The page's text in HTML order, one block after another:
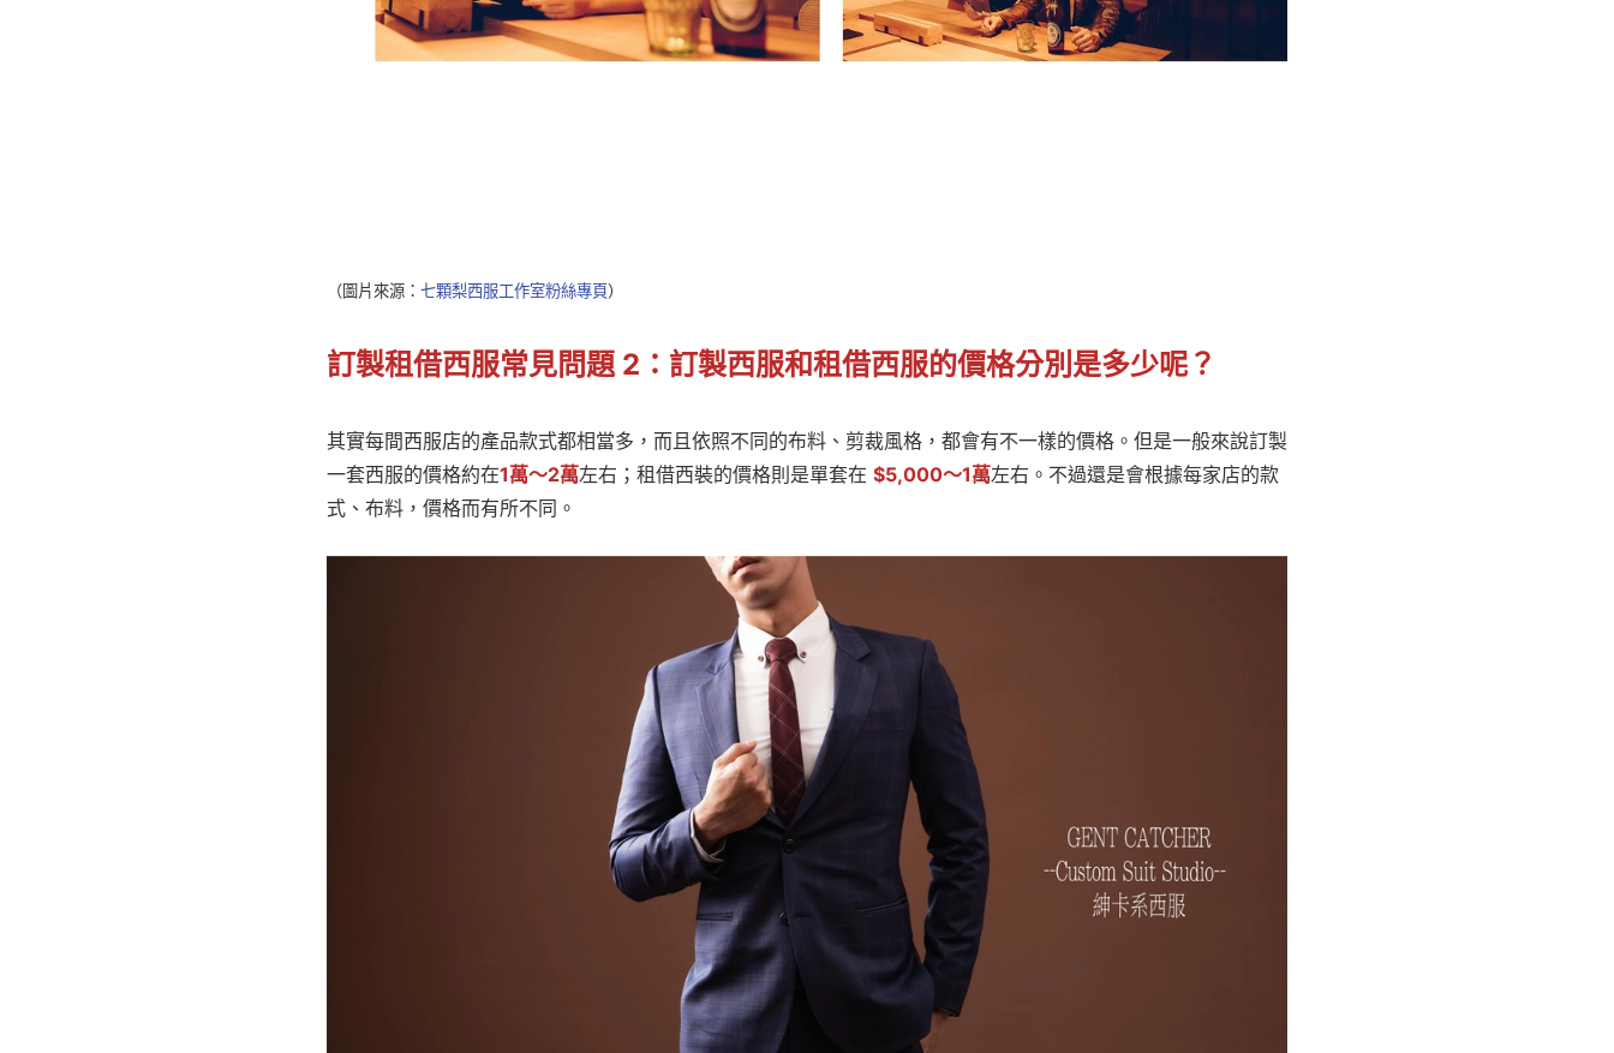
（圖片來源： 七顆梨西服工作室粉絲專頁）
訂製租借西服常見問題 2：訂製西服和租借西服的價格分別是多少呢？
其實每間西服店的產品款式都相當多，而且依照不同的布料、剪裁風格，都會有不一樣的價格。但是一般來說訂製
一套西服的價格約在1萬～2萬左右；租借西裝的價格則是單套在 $5,000～1萬左右。不過還是會根據每家店的款
式、布料，價格而有所不同。